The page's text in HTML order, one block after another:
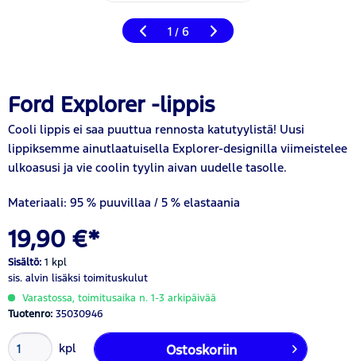
1 / 6
Ford Explorer -lippis
Cooli lippis ei saa puuttua rennosta katutyylistä! Uusi
lippiksemme ainutlaatuisella Explorer-designilla viimeistelee
ulkoasusi ja vie coolin tyylin aivan uudelle tasolle.
Materiaali: 95 % puuvillaa / 5 % elastaania
19,90 €*
Sisältö: 1 kpl
sis. alvin lisäksi toimituskulut
Varastossa, toimitusaika n. 1-3 arkipäivää
Tuotenro: 35030946
kpl Ostoskoriin